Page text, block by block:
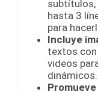
hasta 3
para
Incluye
textos
videos
dinámicos.